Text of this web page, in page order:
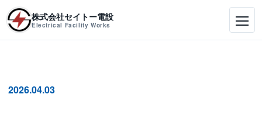
株式会社セイトー電設
Electrical Facility Works
2026.04.03